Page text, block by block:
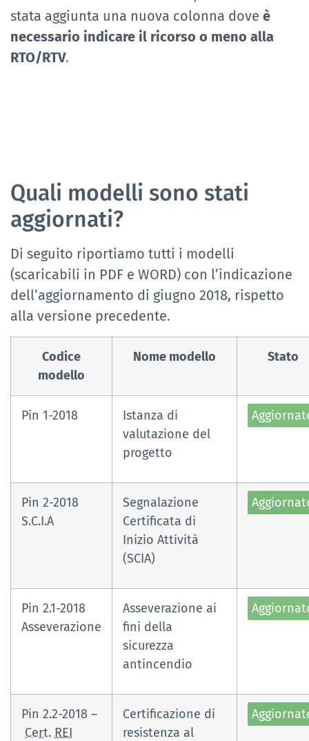
stata aggiunta una nuova colonna dove è
necessario indicare il ricorso o meno alla
RTO/RTV.
Quali modelli sono stati
aggiornati?
Di seguito riportiamo tutti i modelli
(scaricabili in PDF e WORD) con l’indicazione
dell’aggiornamento di giugno 2018, rispetto
alla versione precedente.
Codice
modello
Nome modello Stato
Pin 1-2018
Istanza di
valutazione del
progetto
Pin 2-2018
S.C.I.A
Segnalazione
Certificata di
Inizio Attività
(SCIA)
Pin 2.1-2018
Asseverazione
Asseverazione ai
fini della
sicurezza
antincendio
Pin 2.2-2018 –
Cert. REI
Certificazione di
resistenza al